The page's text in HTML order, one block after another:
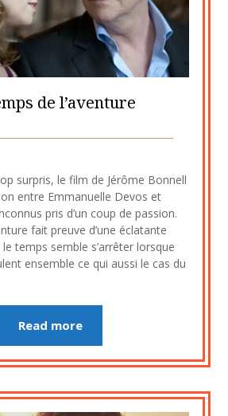
de l’aventure
2
août
2023
surpris, le film de Jérôme Bonnell
entre Emmanuelle Devos et
pris d’un coup de passion.
fait preuve d’une éclatante
temps semble s’arrêter lorsque
ensemble ce qui aussi le cas du
Read more